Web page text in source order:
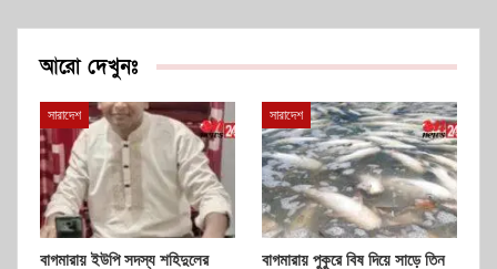
আরো দেখুনঃ
সারাদেশ
বাগমারায় ইউপি সদস্য শহিদুলের
সারাদেশ
বাগমারায় পুকুরে বিষ দিয়ে সাড়ে তিন